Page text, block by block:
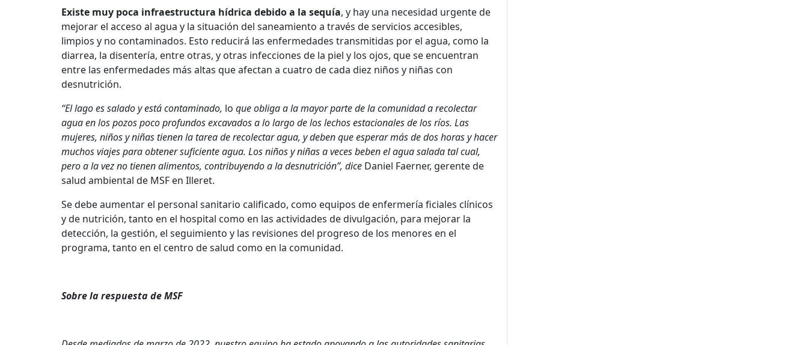
Existe muy poca infraestructura hídrica debido a la sequía, y hay una necesidad urgente de
mejorar el acceso al agua y la situación del saneamiento a través de servicios accesibles,
limpios y no contaminados. Esto reducirá las enfermedades transmitidas por el agua, como la
diarrea, la disentería, entre otras, y otras infecciones de la piel y los ojos, que se encuentran
entre las enfermedades más altas que afectan a cuatro de cada diez niños y niñas con
desnutrición.
“El lago es salado y está contaminado, lo que obliga a la mayor parte de la comunidad a recolectar
agua en los pozos poco profundos excavados a lo largo de los lechos estacionales de los ríos. Las
mujeres, niños y niñas tienen la tarea de recolectar agua, y deben que esperar más de dos horas y hacer
muchos viajes para obtener suficiente agua. Los niños y niñas a veces beben el agua salada tal cual,
pero a la vez no tienen alimentos, contribuyendo a la desnutrición”, dice Daniel Faerner, gerente de
salud ambiental de MSF en Illeret.
Se debe aumentar el personal sanitario calificado, como equipos de enfermería ficiales clínicos
y de nutrición, tanto en el hospital como en las actividades de divulgación, para mejorar la
detección, la gestión, el seguimiento y las revisiones del progreso de los menores en el
programa, tanto en el centro de salud como en la comunidad.
Sobre la respuesta de MSF